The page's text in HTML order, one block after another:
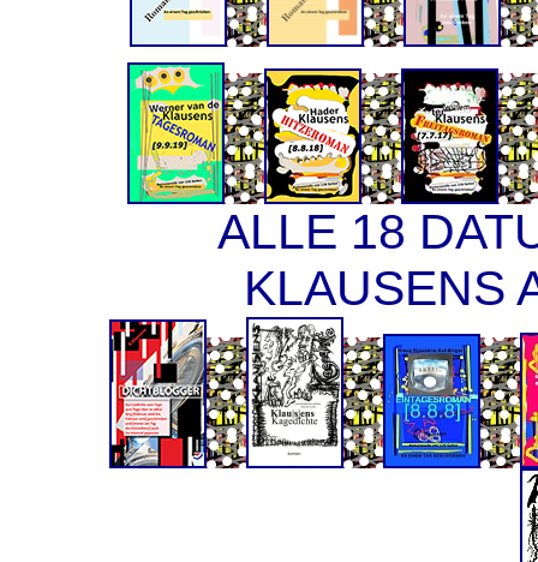
ALLE 18
KLAUSENS